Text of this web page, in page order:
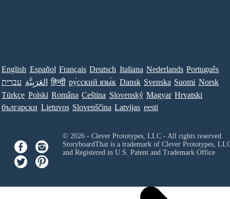
English Español Français Deutsch Italiana Nederlands Português
עברית العَرَبِيَّة हिन्दी ру́сский язы́к Dansk Svenska Suomi Norsk
Türkçe Polski Româna Ceština Slovenský Magyar Hrvatski
български Lietuvos Slovenščina Latvijas eesti
© 2026 - Clever Prototypes, LLC - All rights reserved.
StoryboardThat is a trademark of Clever Prototypes,
and Registered in U.S. Patent and Trademark Office